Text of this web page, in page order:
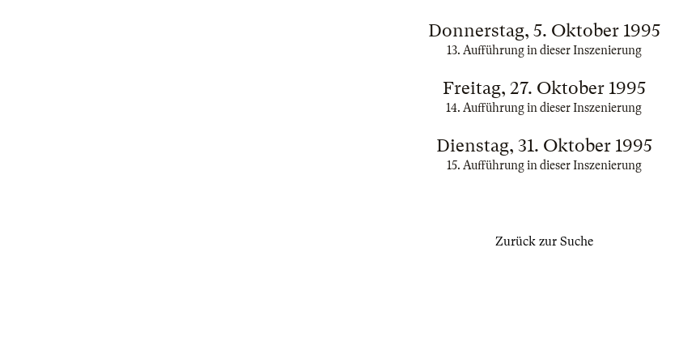
Donnerstag, 5. Oktober 1995
13. Aufführung in dieser Inszenierung
Freitag, 27. Oktober 1995
14. Aufführung in dieser Inszenierung
Dienstag, 31. Oktober 1995
15. Aufführung in dieser Inszenierung
Zurück zur Suche